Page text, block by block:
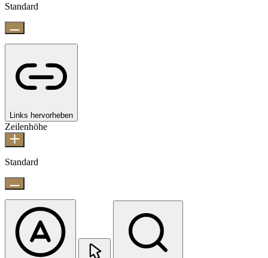
Standard
Links hervorheben
Zeilenhöhe
Standard